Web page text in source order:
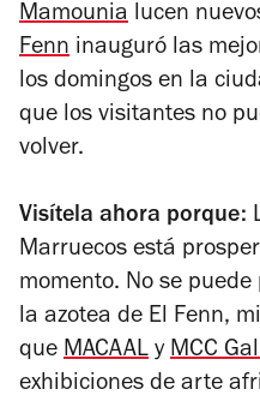
Mamounia lucen
Fenn inauguró las
los domingos en la
que los visitantes no
volver.
Visítela ahora porque:
Marruecos está
momento. No se
la azotea de El Fenn,
que MACAAL y MCC
exhibiciones de arte